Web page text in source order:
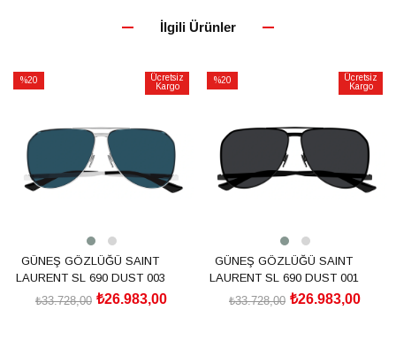
İlgili Ürünler
%20
Ücretsiz
Kargo
GÜNEŞ GÖZLÜĞÜ SAINT
LAURENT SL 690 DUST 003
₺26.983,00
₺33.728,00
%20
Ücretsiz
Kargo
GÜNEŞ GÖZLÜĞÜ SAINT
LAURENT SL 690 DUST 001
₺26.983,00
₺33.728,00